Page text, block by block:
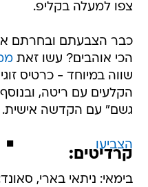
צפו למעלה בקליפ.
כבר הצבעתם ובחרתם
הכי אוהבים? עשו זאת
שווה במיוחד - כרטיס
הקלעים עם ריטה,
גשם" עם הקדשה אישית.
הצביעו
קרדיטים:
בימאי: ניתאי בארי,